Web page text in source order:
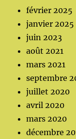
février 2025
janvier 2025
juin 2023
août 2021
mars 2021
septembre
juillet 2020
avril 2020
mars 2020
décembre